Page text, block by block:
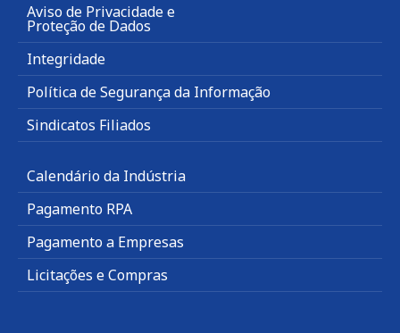
Aviso de Privacidade e
Proteção de Dados
Integridade
Política de Segurança da Informação
Sindicatos Filiados
Calendário da Indústria
Pagamento RPA
Pagamento a Empresas
Licitações e Compras